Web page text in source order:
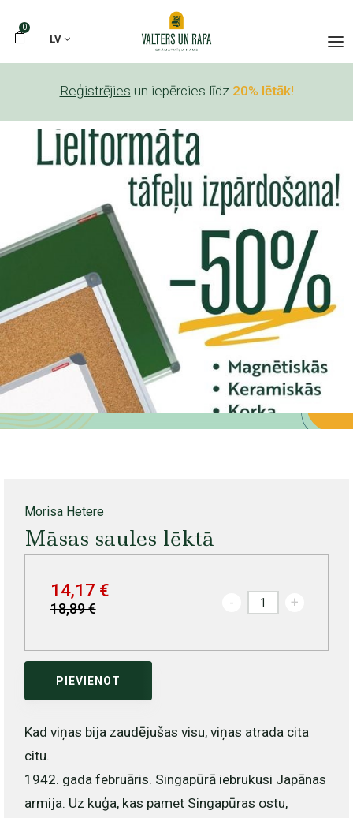
0
LV
Reģistrējies un iepērcies līdz 20% lētāk!
Morisa Hetere
Māsas saules lēktā
18,89 €
14,17 €
- +
PIEVIENOT
Kad viņas bija zaudējušas visu, viņas atrada cita
citu.
1942. gada februāris. Singapūrā iebrukusi Japānas
armija. Uz kuģa, kas pamet Singapūras ostu,